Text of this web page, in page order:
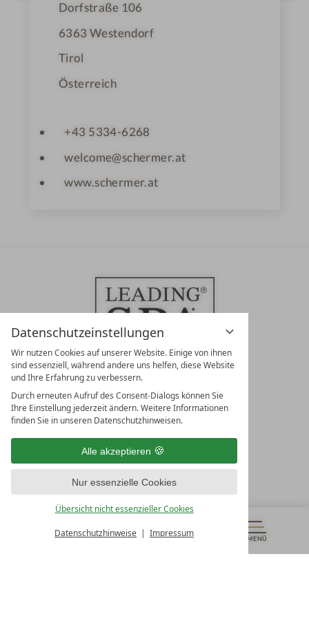
Datenschutzeinstellungen
Wir nutzen Cookies auf unserer Website. Einige von ihnen
sind essenziell, während andere uns helfen, diese Website
und Ihre Erfahrung zu verbessern.
Durch erneuten Aufruf des Consent-Dialogs können Sie
Ihre Einstellung jederzeit ändern. Weitere Informationen
finden Sie in unseren Datenschutzhinweisen.
Alle akzeptieren
Nur essenzielle Cookies
Übersicht nicht essenzieller Cookies
Datenschutzhinweise Impressum
MENÜ
GUTSCHEINE & MEHR ALLE RESORTS
e
Dorfstraße 106
6363 Westendorf
Tirol
Österreich
+43 5334-6268
welcome@schermer.at
www.schermer.at
LEADING SPA RESORTS
10. Oktober Str. 17/Top 1
Österreich
T +43 4242 22077
UNSERE ÖFFNUNGSZEITEN